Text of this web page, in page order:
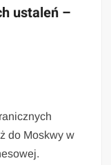
ustaleń –
do Moskwy w